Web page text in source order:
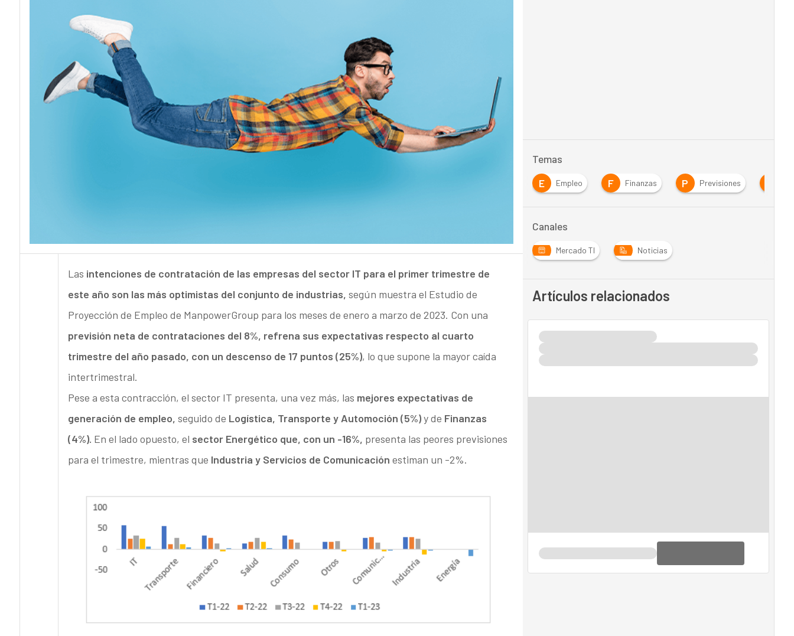
Las intenciones de contratación de las empresas del sector IT para el primer trimestre de
este año son las más optimistas del conjunto de industrias, según muestra el Estudio de
Proyección de Empleo de ManpowerGroup para los meses de enero a marzo de 2023. Con una
previsión neta de contrataciones del 8%, refrena sus expectativas respecto al cuarto
trimestre del año pasado, con un descenso de 17 puntos (25%), lo que supone la mayor caída
intertrimestral.
Pese a esta contracción, el sector IT presenta, una vez más, las mejores expectativas de
generación de empleo, seguido de Logística, Transporte y Automoción (5%)y de Finanzas
(4%). En el lado opuesto, el sector Energético que, con un -16%, presenta las peores previsiones
para el trimestre, mientras que Industria y Servicios de Comunicación estiman un -2%.
Temas
E Empleo F Finanzas P Previsiones
Canales
Mercado TI Noticias
Artículos relacionados